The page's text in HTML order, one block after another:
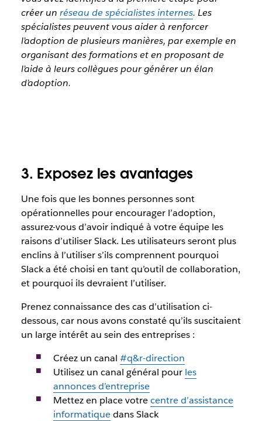
créer un réseau de spécialistes internes. Les
spécialistes peuvent vous aider à renforcer
l’adoption de plusieurs manières, par exemple en
organisant des formations et en proposant de
l’aide à leurs collègues pour générer un élan
d’adoption.
3. Exposez les avantages
Une fois que les bonnes personnes sont
opérationnelles pour encourager l’adoption,
assurez-vous d’avoir indiqué à votre équipe les
raisons d’utiliser Slack. Les utilisateurs seront plus
enclins à l’utiliser s’ils comprennent pourquoi
Slack a été choisi en tant qu’outil de collaboration,
et pourquoi ils devraient l’utiliser.
Prenez connaissance des cas d’utilisation ci-
dessous, car nous avons constaté qu’ils suscitaient
un large intérêt au sein des entreprises :
Créez un canal #q&r-direction
Utilisez un canal général pour les
annonces d’entreprise
Mettez en place votrecentre d’assistance
informatiquedans Slack